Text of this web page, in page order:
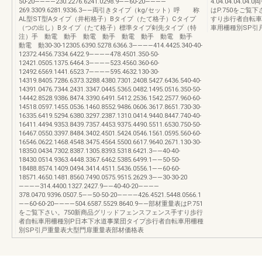
269.3309.6281.9336.3——両引きタイプ（kg/セット）呼 称
AL型ST型Aタイプ（井桁格子）Bタイプ（たて格子）Cタイプ
（つの出し）Bタイプ（たて格子）標準タイプ剣先タイプ（特
注）手 動電 動手 動電 動手 動電 動手 動電 動手
動電 動30-30-12305.6390.5278.6366.3————414.4425.340-40-
12372.4456.7334.6422.9————478.4501.350-50-
12421.0505.1375.6464.3————523.4560.360-60-
12492.6569.1441.6523.7————595.4632.130-30-
14319.8405.7286.6373.3288.4380.7301.2408.5427.6436.540-40-
14391.0476.7344.2431.3347.0445.5365.0482.1495.0516.350-50-
14442.8528.9386.8474.3390.6491.5412.2536.1542.2577.960-60-
14518.0597.1455.0536.1460.8552.9486.0606.3617.8651.730-30-
16335.6419.5294.6380.3297.2387.1310.0414.9440.8447.740-40-
16411.4494.9353.8439.7357.4453.9375.4490.5511.6530.750-50-
16467.0550.3397.8484.3402.4501.5424.0546.1561.0595.560-60-
16546.0622.1468.4548.3475.4564.5500.6617.9640.2671.130-30-
18350.0434.7302.8387.1305.8393.5318.6421.3——40-40-
18430.0514.9363.4448.3367.6462.5385.6499.1——50-50-
18488.8574.1409.0494.3414.4511.5436.0556.1——60-60-
18571.4650.1481.8560.7490.0575.9515.2629.3——30-30-20
————314.4400.1327.2427.9——40-40-20————
378.0470.9396.0507.5——50-50-20————426.4521.5448.0566.1
——60-60-20————504.6587.5529.8640.9——部材重量表はP.751
をご覧下さい。750新商品グリッドフェンスフェンス手すり歩行
者自転車用柵種別P日本下水道事業団タイプ歩行者自転車用柵種
別SP引戸重量表大型門扉重量表部材価格表
はP.750をご覧下
すり歩行者自転
車用柵種別SP引